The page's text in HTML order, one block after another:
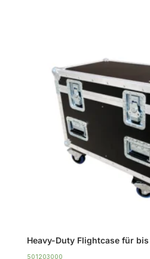
Heavy-Duty Flightcase für
501203000